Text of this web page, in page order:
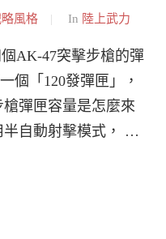
風格 In 陸上武力
AK-47突擊步槍的彈
個「120發彈匣」，
彈匣容量是怎麼來
半自動射擊模式， …